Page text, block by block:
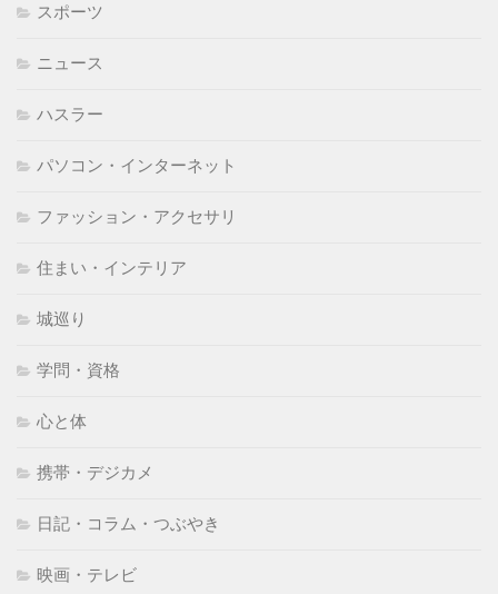
スポーツ
ニュース
ハスラー
パソコン・インターネット
ファッション・アクセサリ
住まい・インテリア
城巡り
学問・資格
心と体
携帯・デジカメ
日記・コラム・つぶやき
映画・テレビ